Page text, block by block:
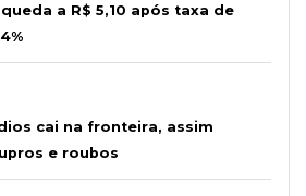
a R$ 5,10 após taxa de
cai na fronteira, assim
e roubos